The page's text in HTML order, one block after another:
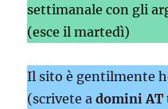
settimanale con gli
(esce il martedì)
Il sito è gentilmente
(scrivete adomini